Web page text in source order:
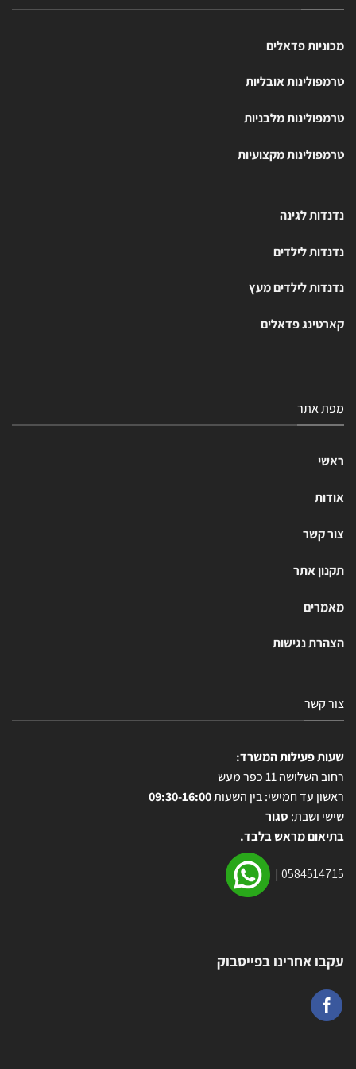
מכוניות פדאלים
טרמפולינות אובליות
טרמפולינות מלבניות
טרמפולינות מקצועיות
נדנדות לגינה
נדנדות לילדים
נדנדות לילדים מעץ
קארטינג פדאלים
מפת אתר
ראשי
אודות
צור קשר
תקנון אתר
מאמרים
הצהרת נגישות
צור קשר
שעות פעילות המשרד:
רחוב השלושה 11 כפר מעש
ראשון עד חמישי: בין השעות09:30-16:00
שישי ושבת: סגור
בתיאום מראש בלבד.
0584514715
|
עקבו אחרינו בפייסבוק